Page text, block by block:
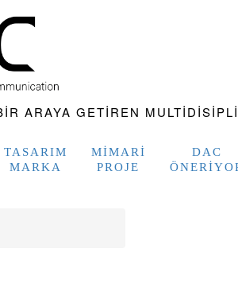
ARAYA GETIREN
TASARIM
MARKA
MIMARI
PROJE
DAC